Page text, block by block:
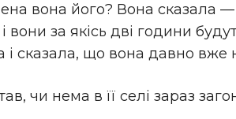
вона його? Вона сказала —
вони за якісь дві години
і сказала, що вона давно вже
чи нема в її селі зараз